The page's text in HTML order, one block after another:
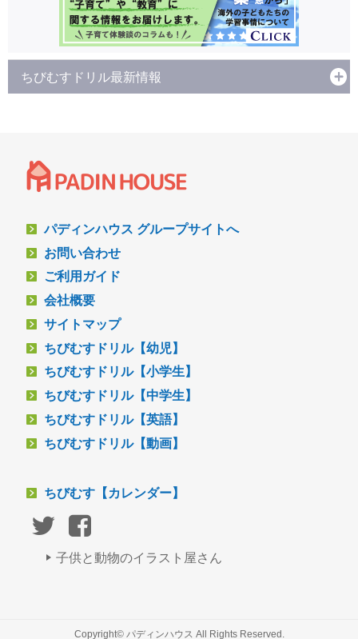
ちびむすドリル最新情報
パディンハウス グループサイトへ
お問い合わせ
ご利用ガイド
会社概要
サイトマップ
ちびむすドリル【幼児】
ちびむすドリル【小学生】
ちびむすドリル【中学生】
ちびむすドリル【英語】
ちびむすドリル【動画】
ちびむす【カレンダー】
子供と動物のイラスト屋さん
Copyright© パディンハウス All Rights Reserved.